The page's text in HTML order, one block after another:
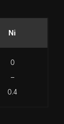
Ni
0
–
0.4